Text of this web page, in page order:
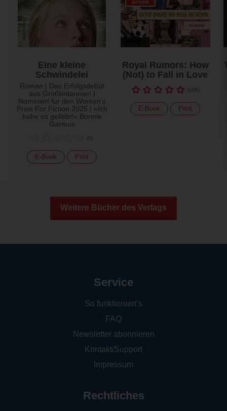
Eine kleine
Schwindelei
Roman | Das Erfolgsdebüt
aus Großbritannien |
Nominiert für den Women’s
Prize For Fiction 2025 | »Ich
habe es geliebt!« Bonnie
Garmus
(0)
E-Book Print
Royal Rumors: How
(Not) to Fall in Love
(188)
E-Book Print
Weitere Bücher des Verlags
Service
So funktioniert‘s
FAQ
Newsletter abonnieren
Kontakt/Support
Impressum
Rechtliches